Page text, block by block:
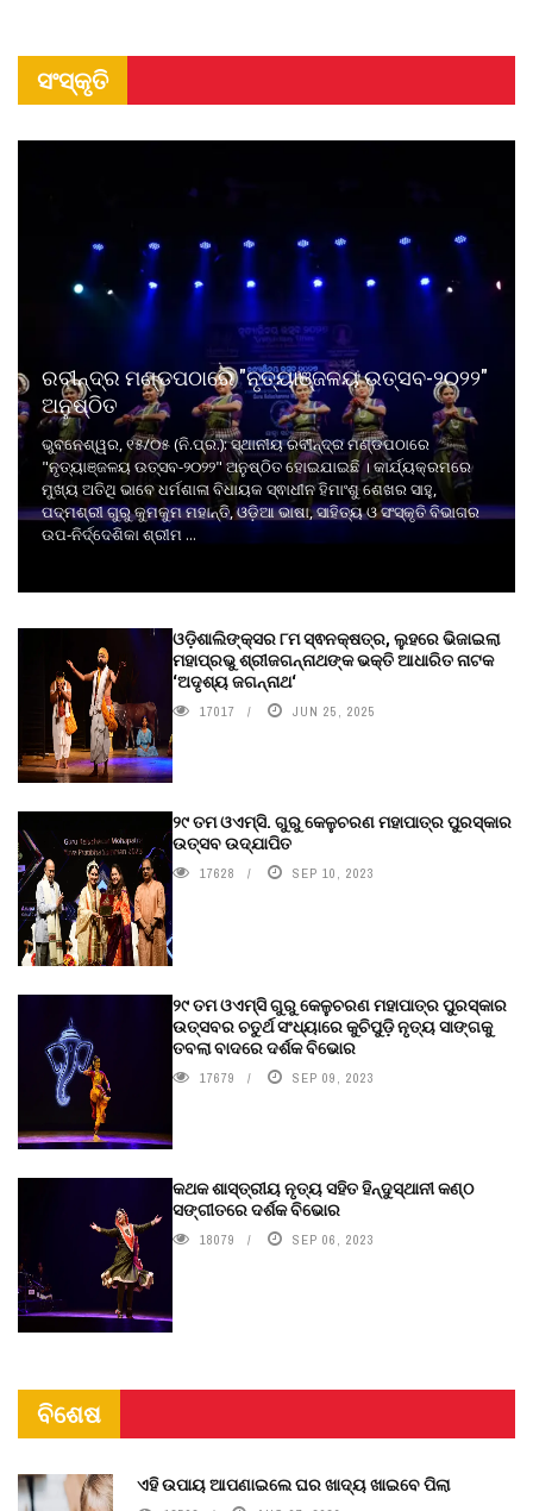
ସଂସ୍କୃତି
ରବୀନ୍ଦ୍ର ମଣ୍ଡପଠାରେ "ନୃତ୍ୟାଞ୍ଜଳୟ ଉତ୍ସବ-୨୦୨୨"
ଅନୁଷ୍ଠିତ
ଭୁବନେଶ୍ୱର, ୧୫/୦୫ (ନି.ପ୍ର.): ସ୍ଥାନୀୟ ରବୀନ୍ଦ୍ର ମଣ୍ଡପଠାରେ
"ନୃତ୍ୟାଞ୍ଜଳୟ ଉତ୍ସବ-୨୦୨୨" ଅନୁଷ୍ଠିତ ହୋଇଯାଇଛି । କାର୍ଯ୍ୟକ୍ରମରେ
ମୁଖ୍ୟ ଅତିଥି ଭାବେ ଧର୍ମଶାଳା ବିଧାୟକ ସ୍ଵାଧୀନ ହିମାଂଶୁ ଶେଖର ସାହୁ,
ପଦ୍ମଶ୍ରୀ ଗୁରୁ କୁମକୁମ ମହାନ୍ତି, ଓଡ଼ିଆ ଭାଷା, ସାହିତ୍ୟ ଓ ସଂସ୍କୃତି ବିଭାଗର
ଉପ-ନିର୍ଦ୍ଦେଶିକା ଶ୍ରୀମ ...
ଓଡ଼ିଶାଲିଙ୍କ୍ସର ୮ମ ସ୍ଵନକ୍ଷତ୍ର, ଲୁହରେ ଭିଜାଇଲା
ମହାପ୍ରଭୁ ଶ୍ରୀଜଗନ୍ନାଥଙ୍କ ଭକ୍ତି ଆଧାରିତ ନାଟକ
‘ଅଦୃଶ୍ୟ ଜଗନ୍ନାଥ‘
17017 JUN 25, 2025
୨୯ ତମ ଓଏମ୍‌ସି. ଗୁରୁ କେଳୁଚରଣ ମହାପାତ୍ର ପୁରସ୍କାର
ଉତ୍ସବ ଉଦ୍‍ଯାପିତ
17628 SEP 10, 2023
୨୯ ତମ ଓଏମ୍‌ସି ଗୁରୁ କେଳୁଚରଣ ମହାପାତ୍ର ପୁରସ୍କାର
ଉତ୍ସବର ଚତୁର୍ଥ ସଂଧ୍ୟାରେ କୁଚିପୁଡ଼ି ନୃତ୍ୟ ସାଙ୍ଗକୁ
ତବଲା ବାଦରେ ଦର୍ଶକ ବିଭୋର
17679 SEP 09, 2023
କଥକ ଶାସ୍ତ୍ରୀୟ ନୃତ୍ୟ ସହିତ ହିନ୍ଦୁସ୍ଥାନୀ କଣ୍ଠ
ସଙ୍ଗୀତରେ ଦର୍ଶକ ବିଭୋର
18079 SEP 06, 2023
ବିଶେଷ
ଏହି ଉପାୟ ଆପଣାଇଲେ ଘର ଖାଦ୍ୟ ଖାଇବେ ପିଲା